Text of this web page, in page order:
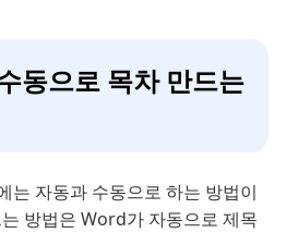
동으로 목차 만드는
는 자동과 수동으로 하는 방법이
방법은 Word가 자동으로 제목